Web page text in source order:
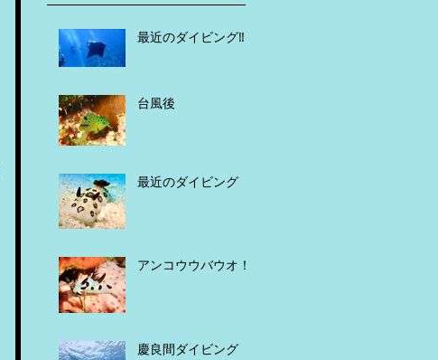
最近のダイビング‼️
台風後
最近のダイビング
アンコウウバウオ！
慶良間ダイビング